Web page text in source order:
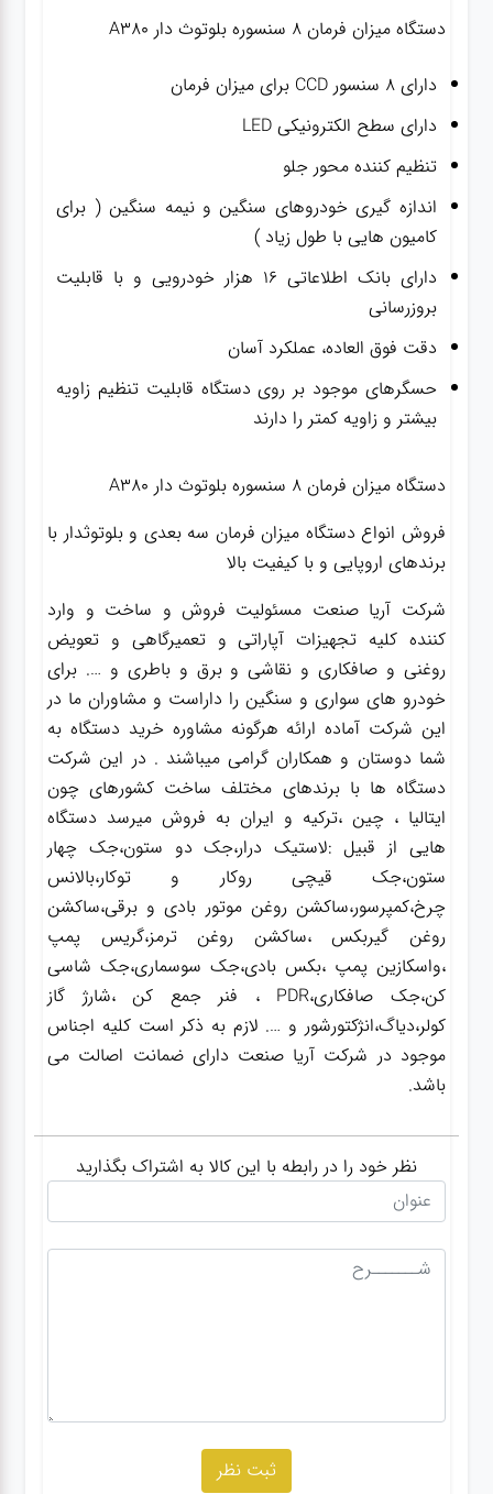
دستگاه میزان فرمان ۸ سنسوره بلوتوث دار A380
دارای ۸ سنسور CCD برای میزان فرمان
دارای سطح الکترونیکی LED
تنظیم کننده محور جلو
اندازه گیری خودروهای سنگین و نیمه سنگین ( برای
کامیون هایی با طول زیاد )
دارای بانک اطلاعاتی ۱۶ هزار خودرویی و با قابلیت
بروزرسانی
دقت فوق العاده، عملکرد آسان
حسگرهای موجود بر روی دستگاه قابلیت تنظیم زاویه
بیشتر و زاویه کمتر را دارند
دستگاه میزان فرمان ۸ سنسوره بلوتوث دار A380
فروش انواع دستگاه میزان فرمان سه بعدی و بلوتوثدار با
برندهای اروپایی و با کیفیت بالا
شرکت آریا صنعت مسئولیت فروش و ساخت و وارد
کننده کلیه تجهیزات آپاراتی و تعمیرگاهی و تعویض
روغنی و صافکاری و نقاشی و برق و باطری و …. برای
خودرو های سواری و سنگین را داراست و مشاوران ما در
این شرکت آماده ارائه هرگونه مشاوره خرید دستگاه به
شما دوستان و همکاران گرامی میباشند . در این شرکت
دستگاه ها با برندهای مختلف ساخت کشورهای چون
ایتالیا ، چین ،ترکیه و ایران به فروش میرسد دستگاه
هایی از قبیل :لاستیک درار،جک دو ستون،جک چهار
ستون،جک قیچی روکار و توکار،بالانس
چرخ،کمپرسور،ساکشن روغن موتور بادی و برقی،ساکشن
روغن گیربکس ،ساکشن روغن ترمز،گریس پمپ
،واسکازین پمپ ،بکس بادی،جک سوسماری،جک شاسی
کن،جک صافکاری،PDR ، فنر جمع کن ،شارژ گاز
کولر،دیاگ،انژکتورشور و …. لازم به ذکر است کلیه اجناس
موجود در شرکت آریا صنعت دارای ضمانت اصالت می
باشد.
نظر خود را در رابطه با این کالا به اشتراک بگذارید